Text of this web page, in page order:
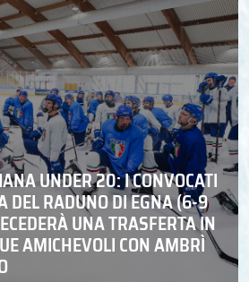
UNDER 20: I CONVOCATI
DEL RADUNO DI EGNA (6-9
UNA TRASFERTA IN
AMICHEVOLI CON AMBRÌ